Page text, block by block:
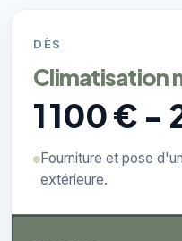
DÈS
Climatisation
1 100 € -
Fourniture et pose
extérieure.